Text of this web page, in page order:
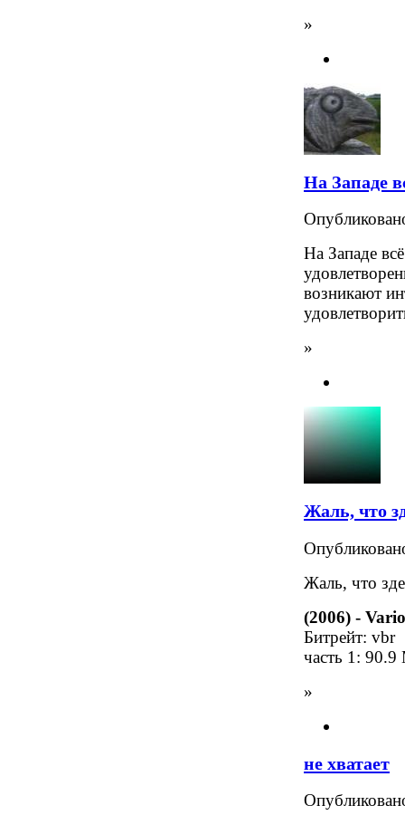
»
На Западе
На Западе
возникают
»
Жаль, что
Жаль, что
(2006) -
Битрейт: vbr
часть 1:
»
не хватает